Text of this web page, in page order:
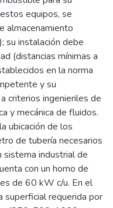
equipos, se
almacenamiento
su instalación debe
(distancias mínimas a
en la norma
y su
criterios ingenieriles de
y mecánica de fluidos.
ubicación de los
de tubería necesarios
sistema industrial de
con un horno de
de 60 kW c/u. En el
superficial requerida por